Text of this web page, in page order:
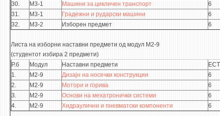
30.
М3-1 Машини за цикличен транспорт
6
31.
М3-1 Градежни и рударски машини
6
32.
М3-2 Изборен предмет 6
Листа на изборни наставни предмети од модул М2-9
(студентот избира 2 предмети)
Р.б
Модул Наставни предмети
1.
М2-9 Дизајн на носечки конструкции
6
2.
М2-9 Мотори и горива
6
3.
М2-9 Основи на мехатронички системи
6
4.
М2-9 Хидраулични и пневматски компоненти 6